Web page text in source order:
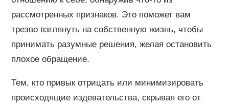
рассмотренных признаков. Это поможет вам
трезво взглянуть на собственную жизнь, чтобы
принимать разумные решения, желая остановить
плохое обращение.
Тем, кто привык отрицать или минимизировать
происходящие издевательства, скрывая его от